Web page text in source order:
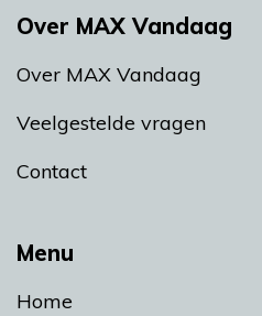
Menu
Home
Over MAX Vandaag
Over MAX Vandaag
Veelgestelde vragen
Contact